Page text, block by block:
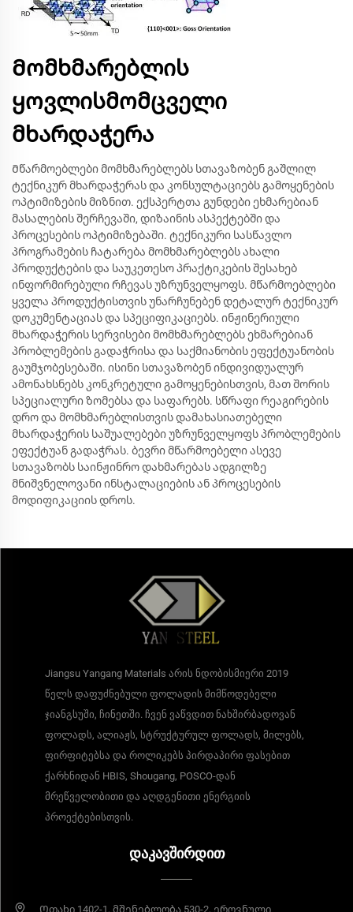
Მომხმარებლის
ყოვლისმომცველი
მხარდაჭერა
Მწარმოებლები მომხმარებლებს სთავაზობენ გაშლილ
ტექნიკურ მხარდაჭერას და კონსულტაციებს გამოყენების
ოპტიმიზების მიზნით. ექსპერტთა გუნდები ეხმარებიან
მასალების შერჩევაში, დიზაინის ასპექტებში და
პროცესების ოპტიმიზებაში. ტექნიკური სასწავლო
პროგრამების ჩატარება მომხმარებლებს ახალი
პროდუქტების და საუკეთესო პრაქტიკების შესახებ
ინფორმირებული რჩევას უზრუნველყოფს. მწარმოებლები
ყველა პროდუქტისთვის უნარჩუნებენ დეტალურ ტექნიკურ
დოკუმენტაციას და სპეციფიკაციებს. ინჟინერიული
მხარდაჭერის სერვისები მომხმარებლებს ეხმარებიან
პრობლემების გადაჭრისა და საქმიანობის ეფექტუანობის
გაუმჯობესებაში. ისინი სთავაზობენ ინდივიდუალურ
ამონახსნებს კონკრეტული გამოყენებისთვის, მათ შორის
სპეციალური ზომებსა და საფარებს. სწრაფი რეაგირების
დრო და მომხმარებლისთვის დამახასიათებელი
მხარდაჭერის საშუალებები უზრუნველყოფს პრობლემების
ეფექტუან გადაჭრას. ბევრი მწარმოებელი ასევე
სთავაზობს საინჟინრო დახმარებას ადგილზე
მნიშვნელოვანი ინსტალაციების ან პროცესების
მოდიფიკაციის დროს.
Jiangsu Yangang Materials არის ნდობისმიერი 2019
წელს დაფუძნებული ფოლადის მიმწოდებელი
ჯიანგსუში, ჩინეთში. ჩვენ ვაწვდით ნახშირბადოვან
ფოლადს, ალიაჟს, სტრუქტურულ ფოლადს, მილებს,
ფირფიტებსა და როლიკებს პირდაპირი ფასებით
ქარხნიდან HBIS, Shougang, POSCO-დან
მრეწველობითი და აღდგენითი ენერგიის
პროექტებისთვის.
ᲓᲐᲙᲐᲕᲨᲘᲠᲓᲘᲗ
Ოთახი 1402-1, მშენებლობა 530-2, ეროვნული